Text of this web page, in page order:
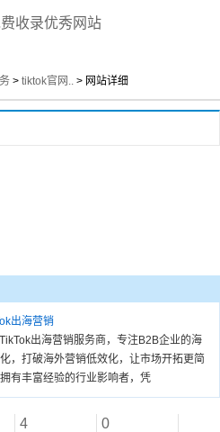
收录优秀网站
> tiktok官网.. > 网站详细
出海营销
出海营销服务商，专注B2B企业的海
，打破海外营销低效化，让市场开拓更简
有丰富经验的行业影响者，凭
4 0